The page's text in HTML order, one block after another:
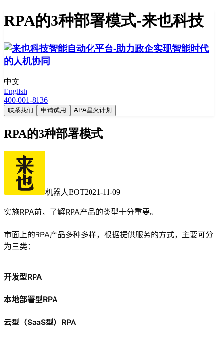
RPA的3种部署模式-来也科技
中文
English
400-001-8136
联系我们 申请试用 APA星火计划
RPA的3种部署模式
机器人BOT2021-11-09
实施RPA前，了解RPA产品的类型十分重要。
市面上的RPA产品多种多样，根据提供服务的方式，主要可分
为三类：
开发型RPA
本地部署型RPA
云型（SaaS型）RPA